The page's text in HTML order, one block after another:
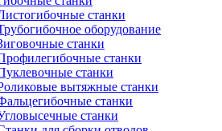
станки
оборудование
станки
станки
станки
вытяжные станки
станки
станки